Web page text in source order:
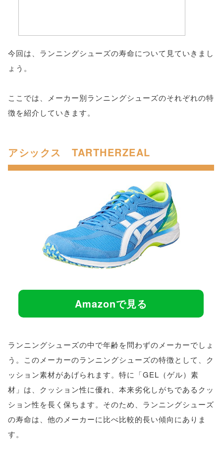
今回は、ランニングシューズの寿命について見ていきまし
ょう。
ここでは、メーカー別ランニングシューズのそれぞれの特
徴を紹介していきます。
アシックス TARTHERZEAL
Amazonで見る
ランニングシューズの中で年齢を問わずのメーカーでしょ
う。このメーカーのランニングシューズの特徴として、ク
ッション素材があげられます。特に「GEL（ゲル）素
材」は、クッション性に優れ、本来劣化しがちであるクッ
ション性を長く保ちます。そのため、ランニングシューズ
の寿命は、他のメーカーに比べ比較的長い傾向にありま
す。